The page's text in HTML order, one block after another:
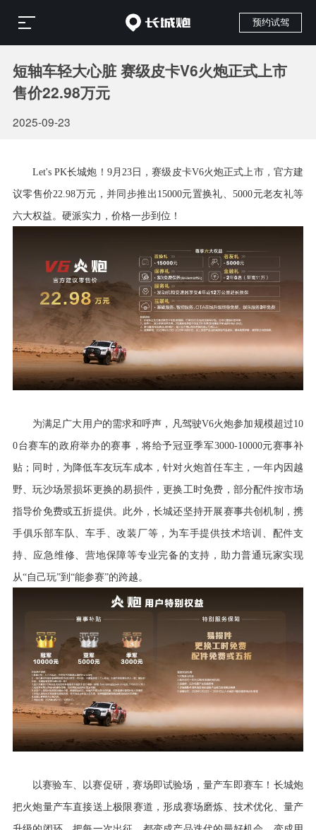
预约试驾
短轴车轻大心脏 赛级皮卡V6火炮正式上市
售价22.98万元
2025-09-23
Let's PK长城炮！9月23日，赛级皮卡V6火炮正式上市，官方建
议零售价22.98万元，并同步推出15000元置换礼、5000元老友礼等
六大权益。硬派实力，价格一步到位！
为满足广大用户的需求和呼声，凡驾驶V6火炮参加规模超过10
0台赛车的政府举办的赛事，将给予冠亚季军3000-10000元赛事补
贴；同时，为降低车友玩车成本，针对火炮首任车主，一年内因越
野、玩沙场景损坏更换的易损件，更换工时免费，部分配件按市场
指导价免费或五折提供。此外，长城还坚持开展赛事共创机制，携
手俱乐部车队、车手、改装厂等，为车手提供技术培训、配件支
持、应急维修、营地保障等专业完备的支持，助力普通玩家实现
从“自己玩”到“能参赛”的跨越。
以赛验车、以赛促研，赛场即试验场，量产车即赛车！长城炮
把火炮量产车直接送上极限赛道，形成赛场磨炼、技术优化、量产